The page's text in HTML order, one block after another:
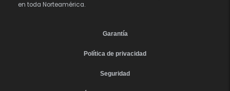
en toda Norteamérica.
Garantía
Política de privacidad
Seguridad